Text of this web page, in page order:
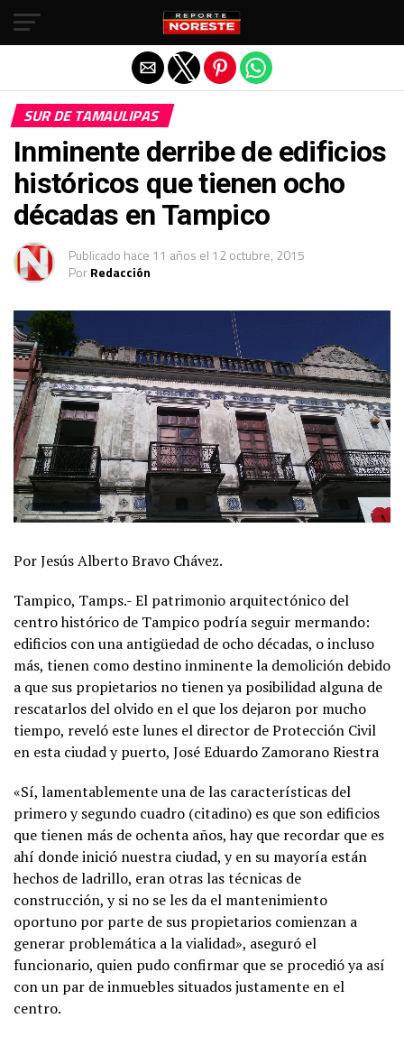
SUR DE TAMAULIPAS
Inminente derribe de edificios
históricos que tienen ocho
décadas en Tampico
Publicado hace 11 años el 12 octubre, 2015
PorRedacción
Por Jesús Alberto Bravo Chávez.
Tampico, Tamps.- El patrimonio arquitectónico del
centro histórico de Tampico podría seguir mermando:
edificios con una antigüedad de ocho décadas, o incluso
más, tienen como destino inminente la demolición debido
a que sus propietarios no tienen ya posibilidad alguna de
rescatarlos del olvido en el que los dejaron por mucho
tiempo, reveló este lunes el director de Protección Civil
en esta ciudad y puerto, José Eduardo Zamorano Riestra
«Sí, lamentablemente una de las características del
primero y segundo cuadro (citadino) es que son edificios
que tienen más de ochenta años, hay que recordar que es
ahí donde inició nuestra ciudad, y en su mayoría están
hechos de ladrillo, eran otras las técnicas de
construcción, y si no se les da el mantenimiento
oportuno por parte de sus propietarios comienzan a
generar problemática a la vialidad», aseguró el
funcionario, quien pudo confirmar que se procedió ya así
con un par de inmuebles situados justamente en el
centro.
Salir de la versión móvil